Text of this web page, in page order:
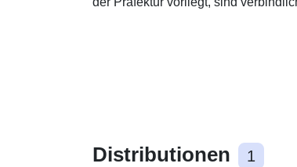
Distributionen 1